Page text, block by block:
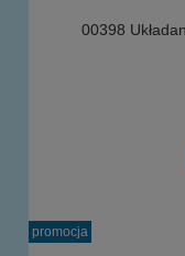
00398
promocja